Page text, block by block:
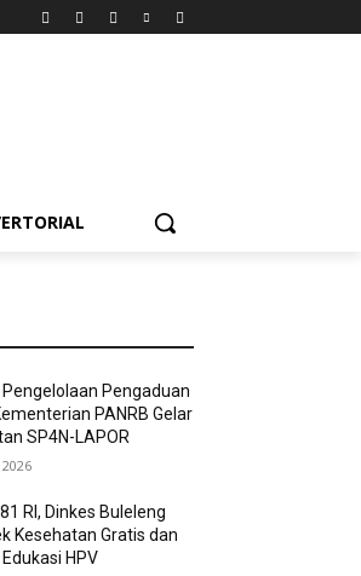
Pengaduan
PANRB Gelar
SP4N-LAPOR
RI, Dinkes Buleleng
Kesehatan Gratis dan
HPV